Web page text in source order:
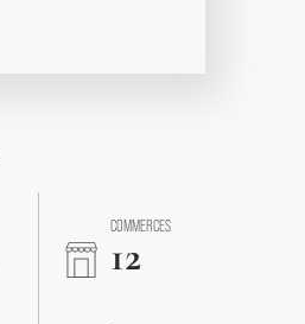
COMMERCES
12